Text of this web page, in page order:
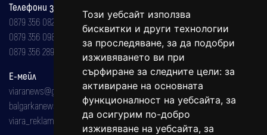
Този уебсайт използва
бисквитки и други технологии
за проследяване, за да подобри
изживяването ви при
сърфиране за следните цели: за
активиране на основната
функционалност на уебсайта, за
да осигурим по-добро
изживяване на уебсайта, за
Телефони за реклама и абонаменти
0879 356 082
0879 356 098
0879 356 289
Е-мейл
viaranews@gmail.com
balgarkanews@gmail.com
viara_reklama@mail.bg